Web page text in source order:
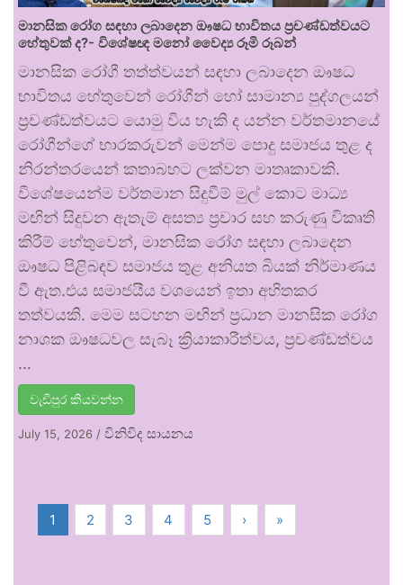
මානසික රෝග සඳහා ලබාදෙන ඖෂධ භාවිතය ප්‍රචණ්ඩත්වයට
හේතුවක් ද?- විශේෂඥ මනෝ වෛද්‍ය රූමි රූබන්
මානසික රෝගී තත්ත්වයන් සඳහා ලබාදෙන ඖෂධ
භාවිතය හේතුවෙන් රෝගීන් හෝ සාමාන්‍ය පුද්ගලයන්
ප්‍රචණ්ඩත්වයට යොමු විය හැකි ද යන්න වර්තමානයේ
රෝගීන්ගේ භාරකරුවන් මෙන්ම පොදු සමාජය තුළ ද
නිරන්තරයෙන් කතාබහට ලක්වන මාතෘකාවකි.
විශේෂයෙන්ම වර්තමාන සිදුවීම් මුල් කොට මාධ්‍ය
මඟින් සිදුවන ඇතැම් අසත්‍ය ප්‍රචාර සහ කරුණු විකෘති
කිරීම් හේතුවෙන්, මානසික රෝග සඳහා ලබාදෙන
ඖෂධ පිළිබඳව සමාජය තුළ අනියත බියක් නිර්මාණය
වී ඇත.එය සමාජයීය වශයෙන් ඉතා අහිතකර
තත්වයකි. මෙම සටහන මඟින් ප්‍රධාන මානසික රෝග
නාශක ඖෂධවල සැබෑ ක්‍රියාකාරීත්වය, ප්‍රචණ්ඩත්වය
…
වැඩිපුර කියවන්න
July 15, 2026 / විනිවිද සායනය
1 2 3 4 5 › »